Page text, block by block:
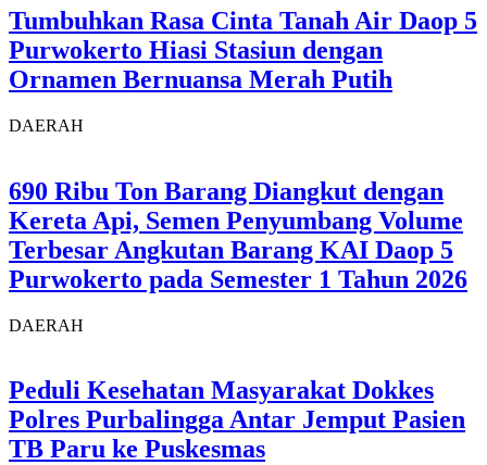
Tumbuhkan Rasa Cinta Tanah Air Daop 5
Purwokerto Hiasi Stasiun dengan
Ornamen Bernuansa Merah Putih
DAERAH
690 Ribu Ton Barang Diangkut dengan
Kereta Api, Semen Penyumbang Volume
Terbesar Angkutan Barang KAI Daop 5
Purwokerto pada Semester 1 Tahun 2026
DAERAH
Peduli Kesehatan Masyarakat Dokkes
Polres Purbalingga Antar Jemput Pasien
TB Paru ke Puskesmas